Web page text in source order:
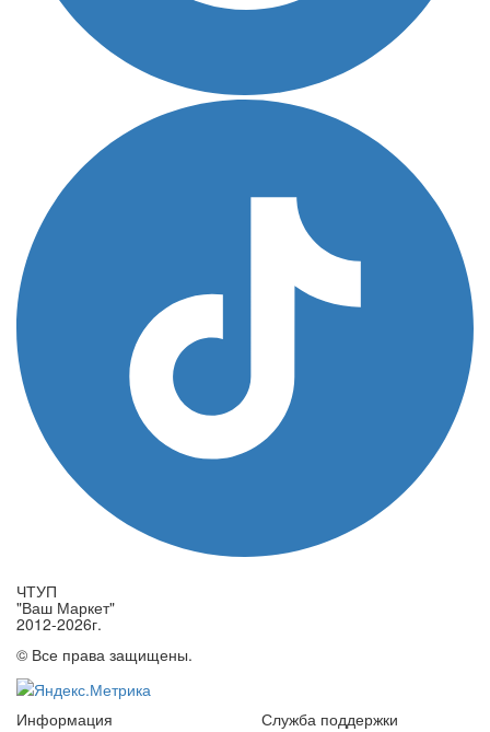
ЧТУП
"Ваш Маркет"
2012-2026г.
© Все права защищены.
Информация
Служба поддержки